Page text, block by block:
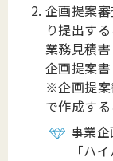
企画提案
り提出す
業務見積
企画提案
※企画提案
で作成する
事業
「ハ